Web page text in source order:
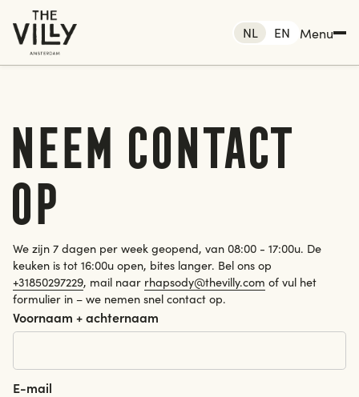
Rotterdam Den haag
Amsterdam
NL EN Menu
Neem contact
op
We zijn 7 dagen per week geopend, van 08:00 - 17:00u. De
keuken is tot 16:00u open, bites langer. Bel ons op
+31850297229, mail naar rhapsody@thevilly.com of vul het
formulier in – we nemen snel contact op.
Voornaam + achternaam
E-mail